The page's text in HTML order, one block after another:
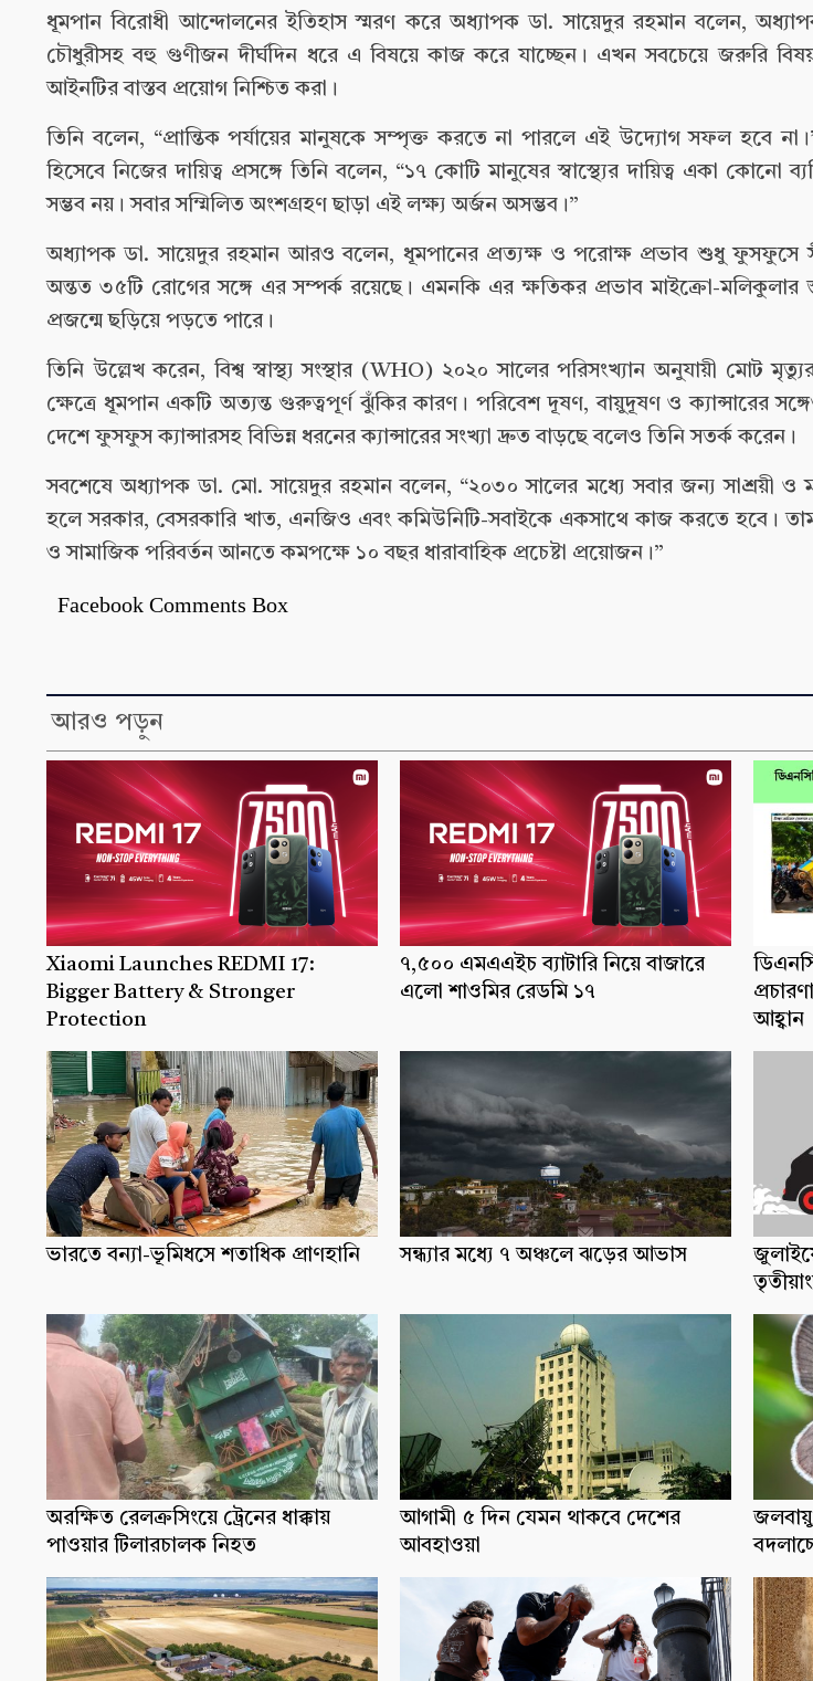
ধূমপান বিরোধী আন্দোলনের ইতিহাস স্মরণ করে অধ্যাপক ডা. সায়েদুর রহমান বলেন,
চৌধুরীসহ বহু গুণীজন দীর্ঘদিন ধরে এ বিষয়ে কাজ করে যাচ্ছেন। এখন সবচেয়ে জরুরি
আইনটির বাস্তব প্রয়োগ নিশ্চিত করা।
তিনি বলেন, “প্রান্তিক পর্যায়ের মানুষকে সম্পৃক্ত করতে না পারলে এই উদ্যোগ সফল হবে না।”
হিসেবে নিজের দায়িত্ব প্রসঙ্গে তিনি বলেন, “১৭ কোটি মানুষের স্বাস্থ্যের দায়িত্ব একা কোনো
সম্ভব নয়। সবার সম্মিলিত অংশগ্রহণ ছাড়া এই লক্ষ্য অর্জন অসম্ভব।”
অধ্যাপক ডা. সায়েদুর রহমান আরও বলেন, ধূমপানের প্রত্যক্ষ ও পরোক্ষ প্রভাব শুধু ফুসফুসে
অন্তত ৩৫টি রোগের সঙ্গে এর সম্পর্ক রয়েছে। এমনকি এর ক্ষতিকর প্রভাব মাইক্রো-মলিকুলার
প্রজন্মে ছড়িয়ে পড়তে পারে।
তিনি উল্লেখ করেন, বিশ্ব স্বাস্থ্য সংস্থার (WHO) ২০২০ সালের পরিসংখ্যান অনুযায়ী মোট
ক্ষেত্রে ধূমপান একটি অত্যন্ত গুরুত্বপূর্ণ ঝুঁকির কারণ। পরিবেশ দূষণ, বায়ুদূষণ ও ক্যান্সারের
দেশে ফুসফুস ক্যান্সারসহ বিভিন্ন ধরনের ক্যান্সারের সংখ্যা দ্রুত বাড়ছে বলেও তিনি সতর্ক করেন।
সবশেষে অধ্যাপক ডা. মো. সায়েদুর রহমান বলেন, “২০৩০ সালের মধ্যে সবার জন্য সাশ্রয়ী ও
হলে সরকার, বেসরকারি খাত, এনজিও এবং কমিউনিটি-সবাইকে একসাথে কাজ করতে হবে। তামাক
ও সামাজিক পরিবর্তন আনতে কমপক্ষে ১০ বছর ধারাবাহিক প্রচেষ্টা প্রয়োজন।”
Facebook Comments Box
আরও পড়ুন
Xiaomi Launches REDMI 17:
Bigger Battery & Stronger
Protection
৭,৫০০ এমএএইচ ব্যাটারি নিয়ে বাজারে
এলো শাওমির রেডমি ১৭
আহ্বান
ভারতে বন্যা-ভূমিধসে শতাধিক প্রাণহানি সন্ধ্যার মধ্যে ৭ অঞ্চলে ঝড়ের আভাস
অরক্ষিত রেলক্রসিংয়ে ট্রেনের ধাক্কায়
পাওয়ার টিলারচালক নিহত
আগামী ৫ দিন যেমন থাকবে দেশের
আবহাওয়া
জলবায়ু